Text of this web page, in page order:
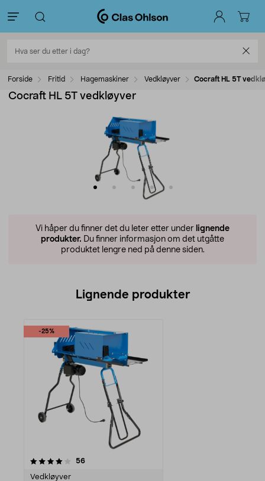
Forside Fritid Hagemaskiner Vedkløyver Cocraft HL 5T
Cocraft HL 5T vedkløyver
Vi håper du finner det du leter etter under lignende
produkter. Du finner informasjon om det utgåtte
produktet lengre ned på denne siden.
Lignende produkter
-25%
56anmeldelser
Vedkløyver